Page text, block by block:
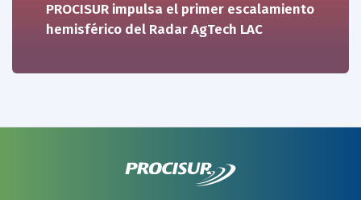
PROCISUR impulsa el primer escalamiento
hemisférico del Radar AgTech LAC